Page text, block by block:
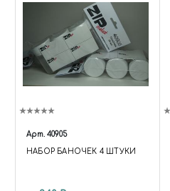
Арт. 40905
НАБОР БАНОЧЕК 4 ШТУКИ